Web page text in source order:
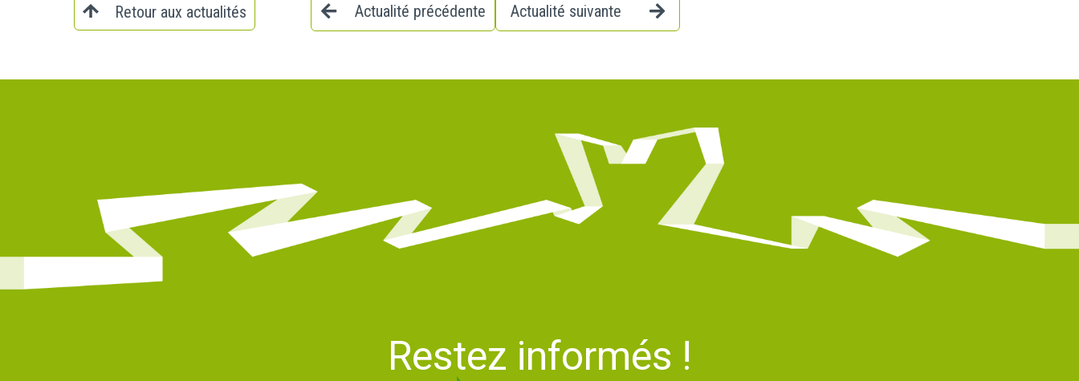
Retour aux actualités Actualité précédente Actualité suivante
Restez informés !